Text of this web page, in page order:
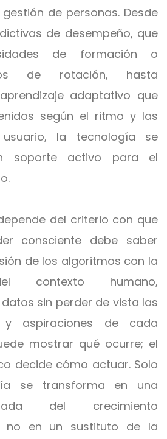
de personas. Desde
de desempeño, que
de formación o
de rotación, hasta
adaptativo que
según el ritmo y las
la tecnología se
soporte activo para el
del criterio con que
consciente debe saber
de los algoritmos con la
contexto humano,
sin perder de vista las
y aspiraciones de cada
mostrar qué ocurre; el
decide cómo actuar. Solo
se transforma en una
del crecimiento
no en un sustituto de la